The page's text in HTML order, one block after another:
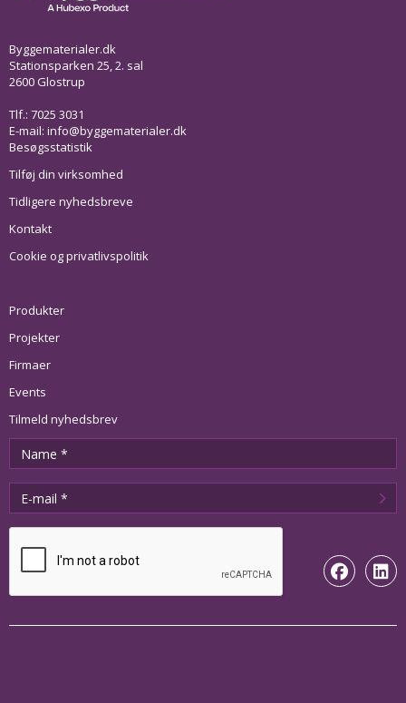
Byggematerialer.dk
Stationsparken 25, 2. sal
2600 Glostrup
Tlf.: 7025 3031
E-mail: info@byggematerialer.dk
Besøgsstatistik
Tilføj din virksomhed
Tidligere nyhedsbreve
Kontakt
Cookie og privatlivspolitik
Produkter
Projekter
Firmaer
Events
Tilmeld nyhedsbrev